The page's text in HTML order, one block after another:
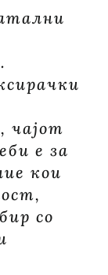
чајот
е за
кои
со